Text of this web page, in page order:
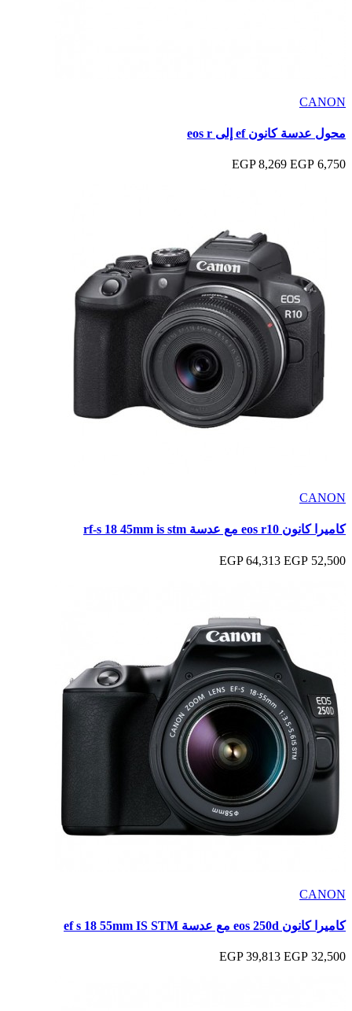
CANON
محول عدسة كانون ef إلى eos r
6,750 EGP
8,269 EGP
CANON
كاميرا كانون eos r10 مع عدسة rf-s 18 45mm is stm
52,500 EGP
64,313 EGP
CANON
كاميرا كانون eos 250d مع عدسة ef s 18 55mm IS STM
32,500 EGP
39,813 EGP